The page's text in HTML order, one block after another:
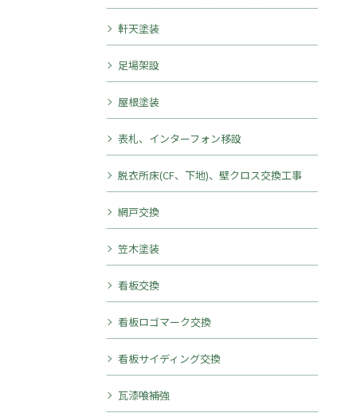
軒天塗装
足場架設
屋根塗装
表札、インターフォン移設
脱衣所床(CF、下地)、壁クロス交換工事
網戸交換
笠木塗装
看板交換
看板ロゴマーク交換
看板サイディング交換
瓦漆喰補強